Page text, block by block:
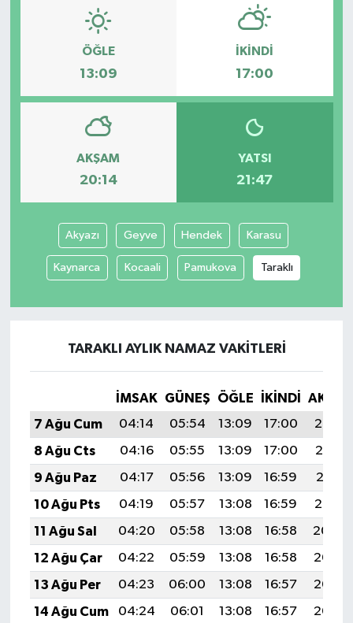
ÖĞLE
13:09
İKINDI
17:00
AKŞAM
20:14
YATSI
21:47
Akyazı Geyve Hendek Karasu
Kaynarca Kocaali Pamukova Taraklı
TARAKLI AYLIK NAMAZ VAKITLERI
İMSAK GÜNEŞ ÖĞLE İKINDI
7 Ağu Cum
04:14 05:54 13:09 17:00
20:14
8 Ağu Cts
04:16 05:55 13:09 17:00
20:13
9 Ağu Paz
04:17 05:56 13:09 16:59
20:11
10 Ağu Pts
04:19 05:57 13:08 16:59
20:10
11 Ağu Sal
04:20 05:58 13:08 16:58
20:09
12 Ağu Çar
04:22 05:59 13:08 16:58
20:08
13 Ağu Per
04:23 06:00 13:08 16:57
20:06
14 Ağu Cum
04:24 06:01 13:08 16:57
20:05